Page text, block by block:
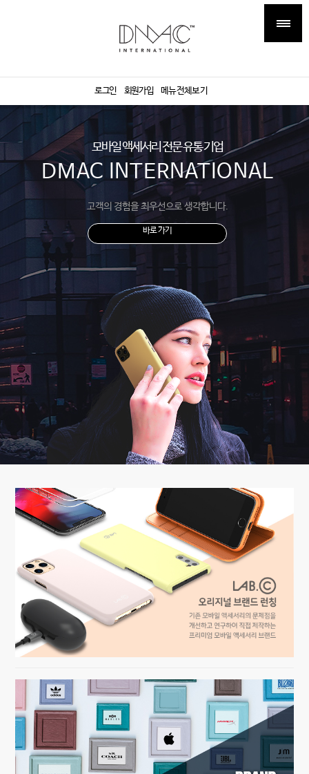
로그인 회원가입 메뉴전체보기
모바일 액세서리 전문 유통 기업
DMAC INTERNATIONAL
고객의 경험을 최우선으로 생각합니다.
바로 가기